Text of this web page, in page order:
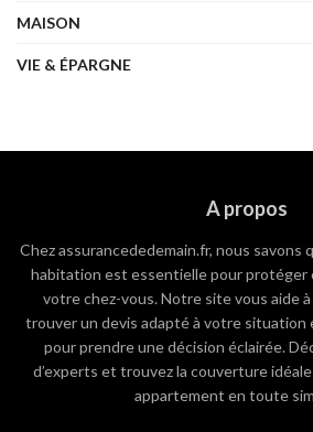
MAISON
VIE & ÉPARGNE
A propos
Chez assurancededemain.fr, nous savons
habitation est essentielle pour protéger
votre chez-vous. Notre site vous aide
trouver un devis adapté à votre situation
pour prendre une décision éclairée.
d’experts et trouvez la couverture
appartement en toute